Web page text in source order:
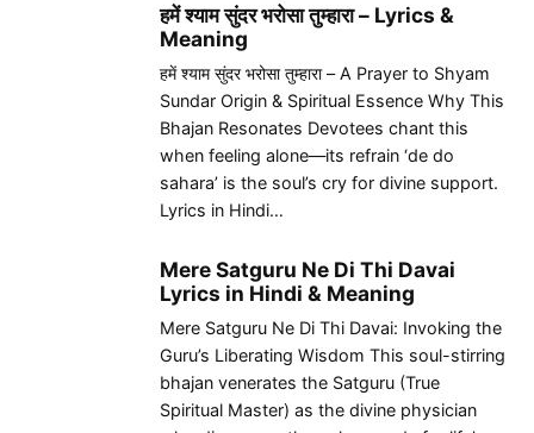
हमें श्याम सुंदर भरोसा तुम्हारा – Lyrics &
Meaning
हमें श्याम सुंदर भरोसा तुम्हारा – A Prayer to Shyam
Sundar Origin & Spiritual Essence Why This
Bhajan Resonates Devotees chant this
when feeling alone—its refrain ‘de do
sahara’ is the soul’s cry for divine support.
Lyrics in Hindi…
Mere Satguru Ne Di Thi Davai
Lyrics in Hindi & Meaning
Mere Satguru Ne Di Thi Davai: Invoking the
Guru’s Liberating Wisdom This soul-stirring
bhajan venerates the Satguru (True
Spiritual Master) as the divine physician